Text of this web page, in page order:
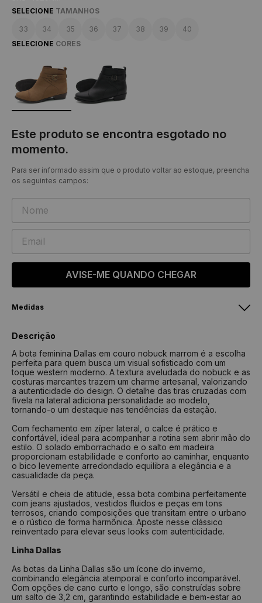
SELECIONE TAMANHOS
33 34 35 36 37 38 39
40
SELECIONE CORES
Este produto se encontra esgotado no
momento.
Para ser informado assim que o produto voltar ao estoque, preencha
os seguintes campos:
AVISE-ME QUANDO CHEGAR
Medidas
33
22 cm 37
24,6 cm
34
22,7 cm 38
25,4 cm
35
23,4 cm 39
26 cm
36
24 cm 40
26,7 cm
37
24,6 cm 41
27,4 cm
38
25,4 cm 42
28 cm
39
26 cm 43
28,7 cm
40
26,7 cm
Como medir?
Centralize seu pé em uma folha de papel
Faça um risco a partir do seu calcanhar
Repita o risco na frente do dedão
Tire a medida do comprimento das linhas
Verifique na tabela qual a numeração indicada
Descrição
A bota feminina Dallas em couro nobuck marrom é a escolha
perfeita para quem busca um visual sofisticado com um
toque western moderno. A textura aveludada do nobuck e as
costuras marcantes trazem um charme artesanal, valorizando
a autenticidade do design. O detalhe das tiras cruzadas com
fivela na lateral adiciona personalidade ao modelo,
tornando-o um destaque nas tendências da estação.
Com fechamento em zíper lateral, o calce é prático e
confortável, ideal para acompanhar a rotina sem abrir mão do
estilo. O solado emborrachado e o salto em madeira
proporcionam estabilidade e conforto ao caminhar, enquanto
o bico levemente arredondado equilibra a elegância e a
casualidade da peça.
Versátil e cheia de atitude, essa bota combina perfeitamente
com jeans ajustados, vestidos fluidos e peças em tons
terrosos, criando composições que transitam entre o urbano
e o rústico de forma harmônica. Aposte nesse clássico
reinventado para elevar seus looks com autenticidade.
Linha Dallas
As botas da Linha Dallas são um ícone do inverno,
combinando elegância atemporal e conforto incomparável.
Com opções de cano curto e longo, são construídas sobre
um salto de 3,2 cm, garantindo estabilidade e bem-estar ao